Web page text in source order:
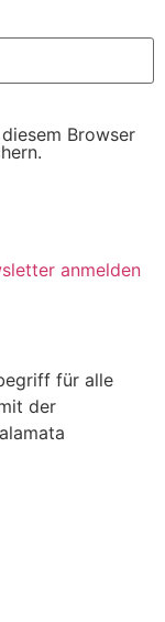
Browser
anmelden
für alle
der